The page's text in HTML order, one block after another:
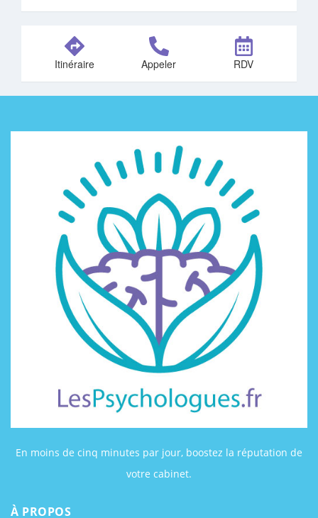
Itinéraire Appeler RDV
En moins de cinq minutes par jour, boostez la réputation de
votre cabinet.
À PROPOS